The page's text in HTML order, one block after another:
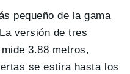
pequeño de la gama
versión de tres
3.88 metros,
se estira hasta los